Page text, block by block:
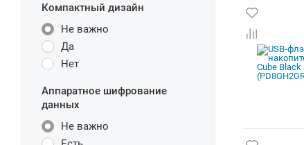
Компактный дизайн
Не важно
Да
Нет
Аппаратное шифрование
данных
Не важно